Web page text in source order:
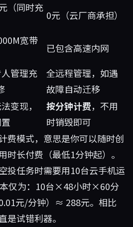
（同时充
0元（云厂商承担）
宽带
已包含高速内网
管理充
全远程管理，如遇
故障自动迁移
变现，
按分钟计费，不用
时销毁即可
费模式，意思是你可以随时创
时长付费（最低1分钟起）。
投任务时需要用10台云手机运
仅为：10台×48小时×60分
元/分钟）≈ 288元。相比
是试错利器。